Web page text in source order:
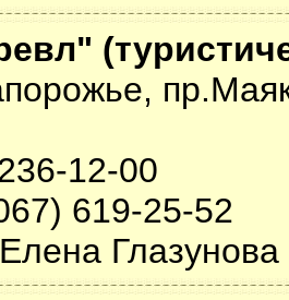
12-00
619-25-52
Глазунова